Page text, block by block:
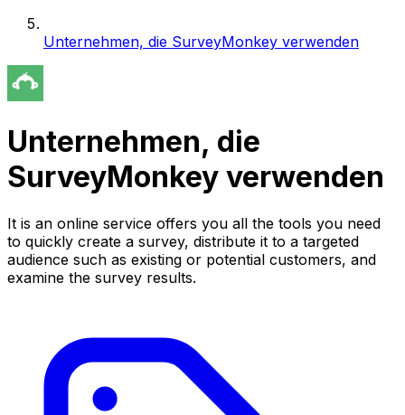
Unternehmen, die SurveyMonkey verwenden
Unternehmen, die
SurveyMonkey verwenden
It is an online service offers you all the tools you need
to quickly create a survey, distribute it to a targeted
audience such as existing or potential customers, and
examine the survey results.